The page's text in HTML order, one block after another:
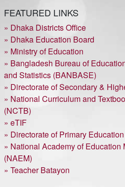
FEATURED LINKS
» Dhaka Districts Office
» Dhaka Education Board
» Ministry of Education
» Bangladesh Bureau of
and Statistics (BANBASE)
» Directorate of Secondary &
» National Curriculum and
(NCTB)
» eTIF
» Directorate of Primary Education
» National Academy of Education
(NAEM)
» Teacher Batayon